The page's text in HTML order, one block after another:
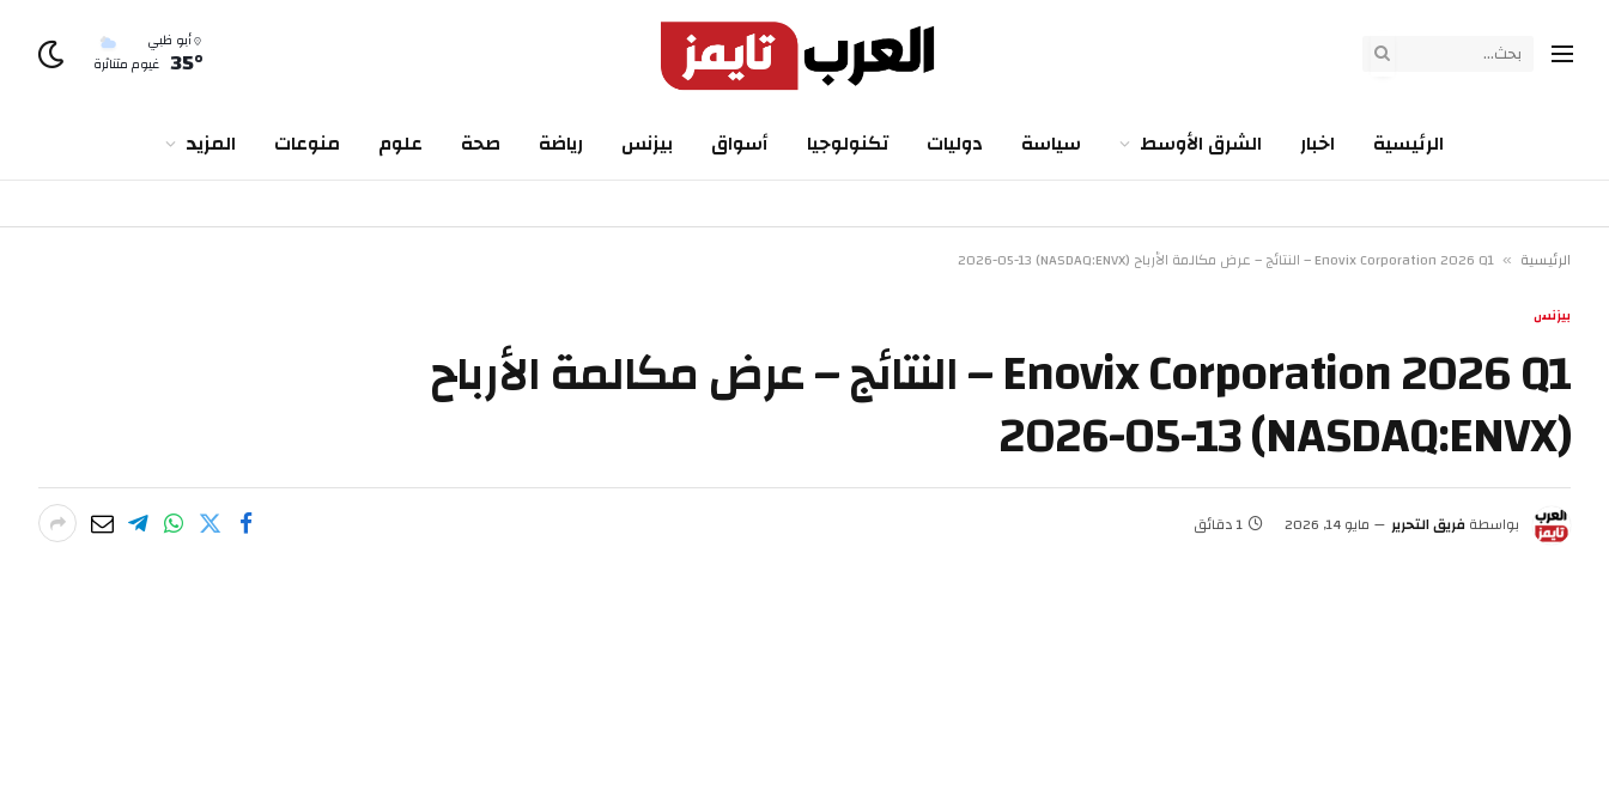
أبو ظبي
35° غيوم متناثرة
الرئيسية اخبار الشرق الأوسط سياسة دوليات تكنولوجيا أسواق بيزنس رياضة صحة علوم منوعات المزيد
الرئيسية » Enovix Corporation 2026 Q1 – النتائج – عرض مكالمة الأرباح (NASDAQ:ENVX) 2026-05-13
بيزنس
Enovix Corporation 2026 Q1 – النتائج – عرض مكالمة الأرباح
(NASDAQ:ENVX) 2026-05-13
بواسطةفريق التحرير مايو 14, 2026 1 دقائق